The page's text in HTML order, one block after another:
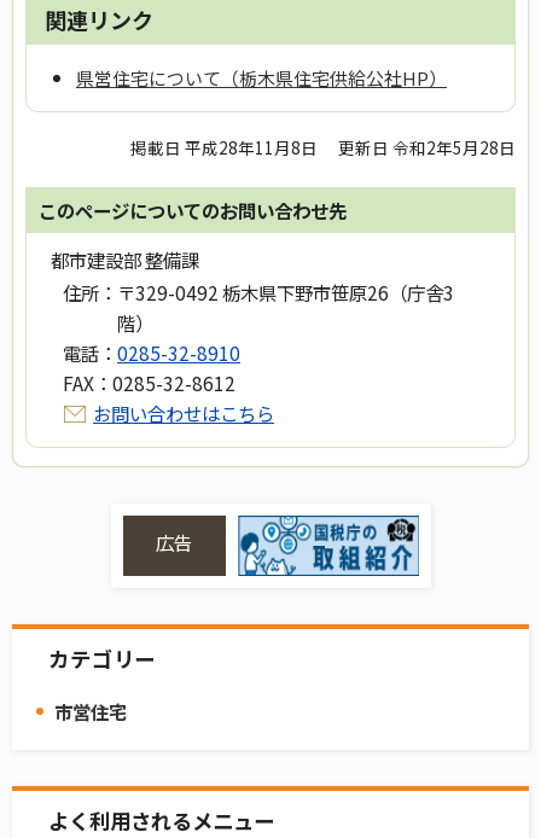
関連リンク
県営住宅について（栃木県住宅供給公社HP）
掲載日 平成28年11月8日 更新日 令和2年5月28日
このページについてのお問い合わせ先
都市建設部 整備課
住所： 〒329-0492 栃木県下野市笹原26（庁舎3
階）
電話： 0285-32-8910
FAX： 0285-32-8612
お問い合わせはこちら
広告
カテゴリー
市営住宅
よく利用されるメニュー